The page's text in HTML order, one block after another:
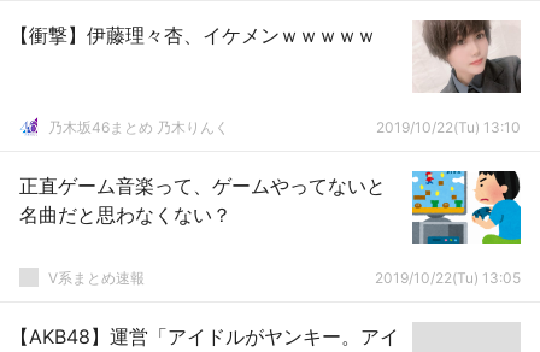
【衝撃】伊藤理々杏、イケメンｗｗｗｗｗ
乃木坂46まとめ 乃木りんく 2019/10/22(Tu) 13:10
正直ゲーム音楽って、ゲームやってないと
名曲だと思わなくない？
V系まとめ速報 2019/10/22(Tu) 13:05
【AKB48】運営「アイドルがヤンキー。アイ